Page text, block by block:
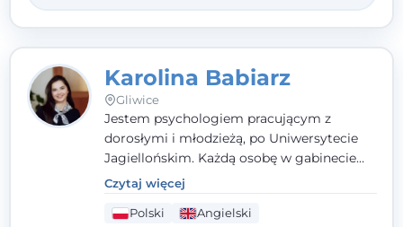
Karolina Babiarz
Gliwice
Jestem psychologiem pracującym z
dorosłymi i młodzieżą, po Uniwersytecie
Jagiellońskim. Każdą osobę w gabinecie
traktuję jak osobną historię, którą poznaję,
budując relację opartą na zaufaniu i
empatii. Przyjmuję w Poradni Teraply.pl w
Czytaj więcej
Polski Angielski